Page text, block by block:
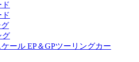
グ
ール EP＆GPツーリングカー